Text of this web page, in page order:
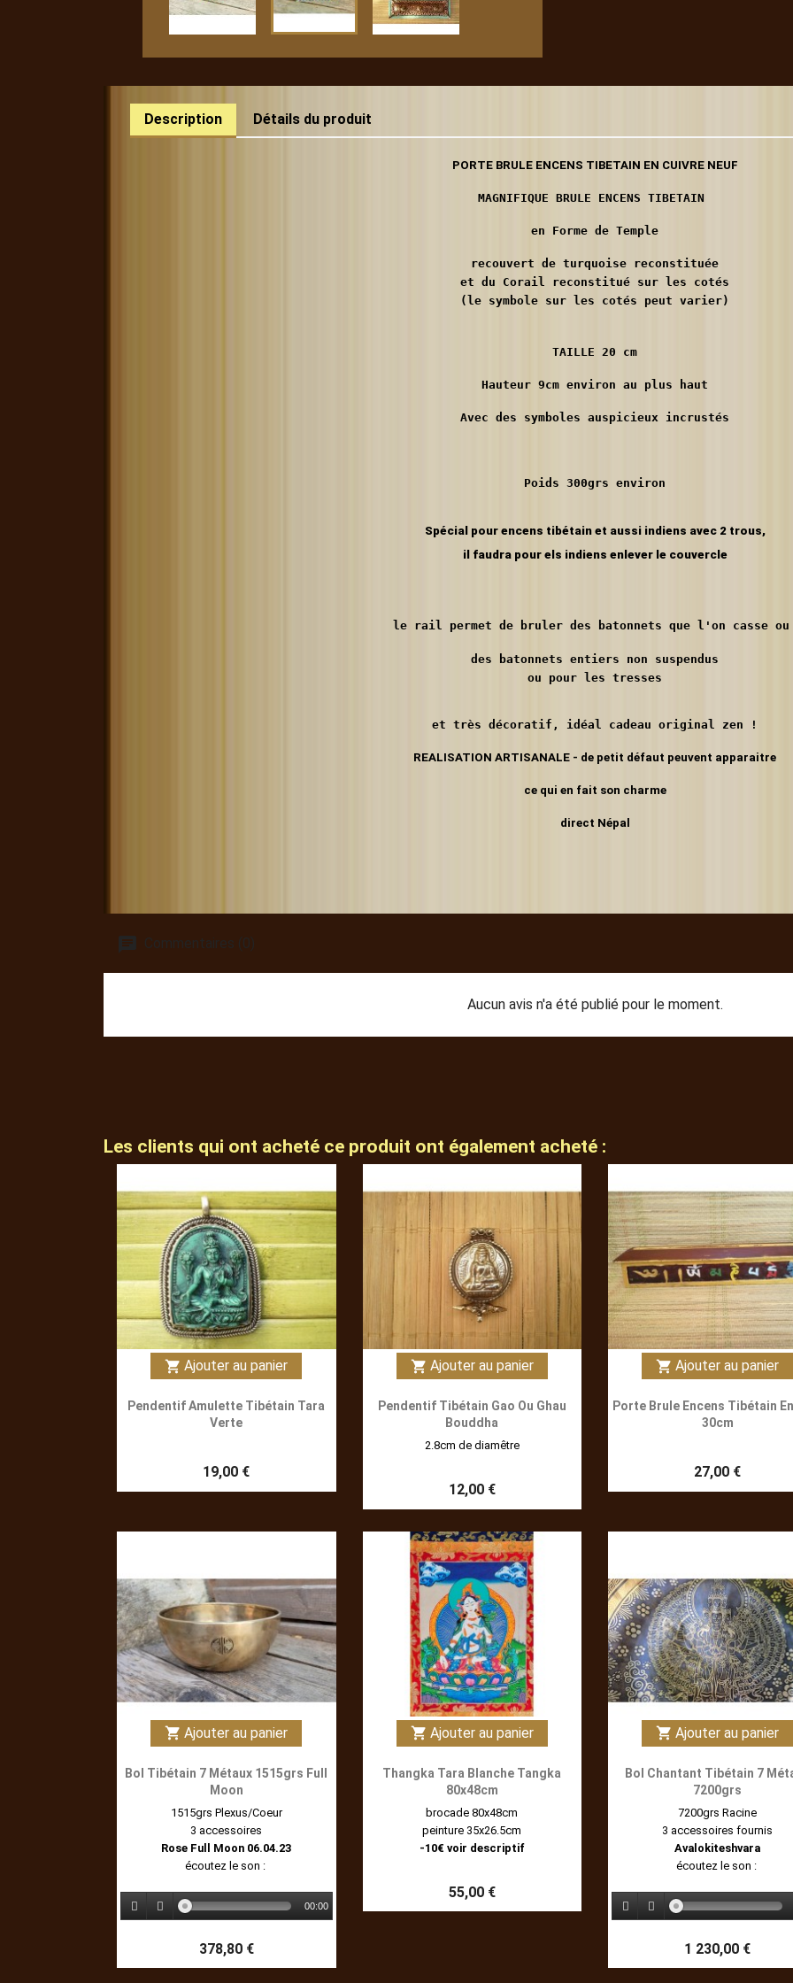
Description Détails du produit
PORTE BRULE ENCENS TIBETAIN EN CUIVRE NEUF
en Forme de Temple
recouvert de turquoise reconstituée
et du Corail reconstitué sur les cotés
(le symbole sur les cotés peut varier)
TAILLE 20 cm
Hauteur 9cm environ au plus haut
Avec des symboles auspicieux incrustés
Poids 300grs environ
Spécial pour encens tibétain et aussi indiens avec 2 trous,
il faudra pour els indiens enlever le couvercle
le rail permet de bruler des batonnets que l'on casse ou
des batonnets entiers non suspendus
ou pour les tresses
et très décoratif, idéal cadeau original zen !
REALISATION ARTISANALE - de petit défaut peuvent apparaitre
ce qui en fait son charme
direct Népal
Commentaires (0)
Aucun avis n'a été publié pour le moment.
Les clients qui ont acheté ce produit ont également acheté :
shopping_cart Ajouter au panier
Pendentif Amulette Tibétain Tara
Verte
19,00 €
shopping_cart Ajouter au panier
Pendentif Tibétain Gao Ou Ghau
Bouddha
2.8cm de diamêtre
12,00 €
shopping_cart Ajouter au panier
Porte Brule Encens Tibétain
30cm
27,00 €
shopping_cart Ajouter au panier
Bol Tibétain 7 Métaux 1515grs Full
Moon
1515grs Plexus/Coeur
3 accessoires
Rose Full Moon 06.04.23
écoutez le son :
00:00
378,80 €
shopping_cart Ajouter au panier
Thangka Tara Blanche Tangka
80x48cm
brocade 80x48cm
peinture 35x26.5cm
-10€ voir descriptif
55,00 €
shopping_cart Ajouter au panier
Bol Chantant Tibétain 7
7200grs
7200grs Racine
3 accessoires fournis
Avalokiteshvara
écoutez le son :
1 230,00 €